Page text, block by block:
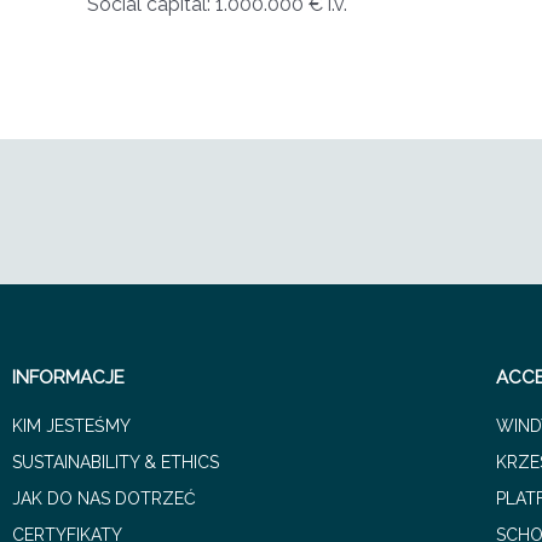
INFORMACJE
KIM JESTEŚMY
SUSTAINABILITY & ETHICS
JAK DO NAS DOTRZEĆ
CERTYFIKATY